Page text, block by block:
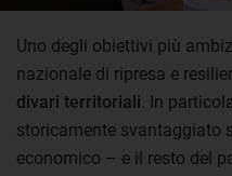
Uno degli obiettivi più
nazionale di ripresa e
divari territoriali . In
storicamente svantaggiato
economico – e il resto del